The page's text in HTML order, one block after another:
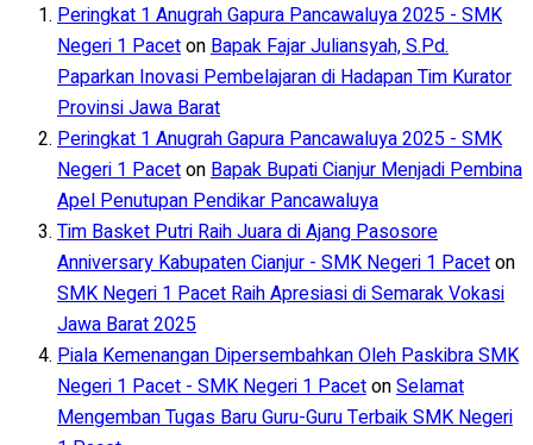
Peringkat 1 Anugrah Gapura Pancawaluya 2025 - SMK
Negeri 1 PacetonBapak Fajar Juliansyah, S.Pd.
Paparkan Inovasi Pembelajaran di Hadapan Tim Kurator
Provinsi Jawa Barat
Peringkat 1 Anugrah Gapura Pancawaluya 2025 - SMK
Negeri 1 PacetonBapak Bupati Cianjur Menjadi Pembina
Apel Penutupan Pendikar Pancawaluya
Tim Basket Putri Raih Juara di Ajang Pasosore
Anniversary Kabupaten Cianjur - SMK Negeri 1 Paceton
SMK Negeri 1 Pacet Raih Apresiasi di Semarak Vokasi
Jawa Barat 2025
Piala Kemenangan Dipersembahkan Oleh Paskibra SMK
Negeri 1 Pacet - SMK Negeri 1 PacetonSelamat
Mengemban Tugas Baru Guru-Guru Terbaik SMK Negeri